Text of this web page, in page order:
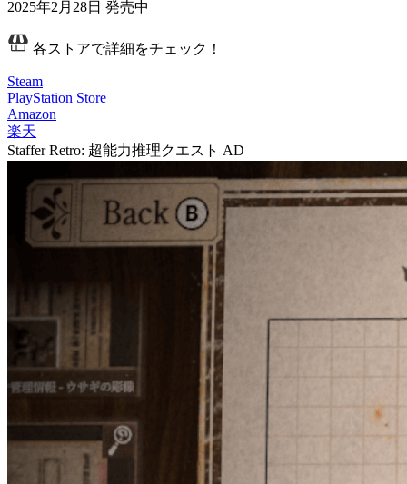
2025年2月28日 発売中
各ストアで詳細をチェック！
Steam
PlayStation Store
Amazon
楽天
Staffer Retro: 超能力推理クエスト AD